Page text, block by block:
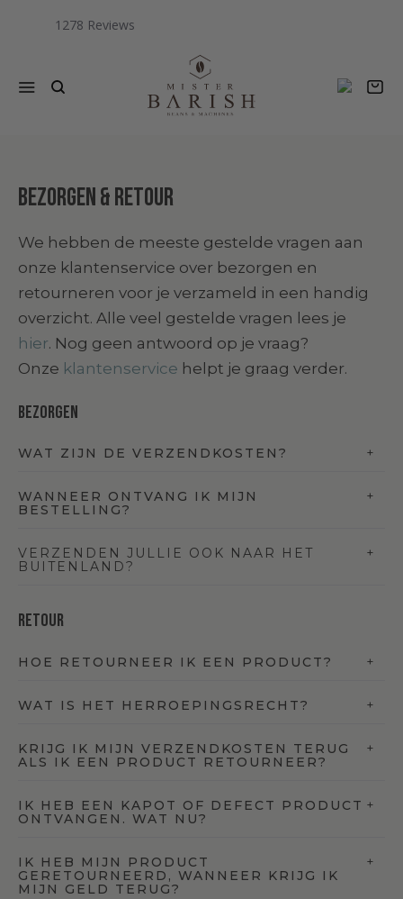
1278
Menu
Bezorgen & retour
We hebben de meeste gestelde vragen aan
onze klantenservice over bezorgen en
retourneren voor je verzameld in een handig
overzicht. Alle veel gestelde vragen lees je
hier. Nog geen antwoord op je vraag?
Onze klantenservice helpt je graag verder.
Bezorgen
WAT ZIJN DE VERZENDKOSTEN?
WANNEER ONTVANG IK MIJN
BESTELLING?
VERZENDEN JULLIE OOK NAAR HET
BUITENLAND?
Retour
HOE RETOURNEER IK EEN PRODUCT?
WAT IS HET HERROEPINGSRECHT?
KRIJG IK MIJN VERZENDKOSTEN TERUG
ALS IK EEN PRODUCT RETOURNEER?
IK HEB EEN KAPOT OF DEFECT PRODUCT
ONTVANGEN. WAT NU?
IK HEB MIJN PRODUCT
GERETOURNEERD, WANNEER KRIJG IK
MIJN GELD TERUG?